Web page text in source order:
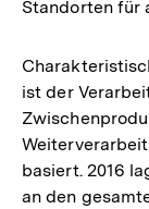
Standorten für
ist der
basiert. 2016
an den